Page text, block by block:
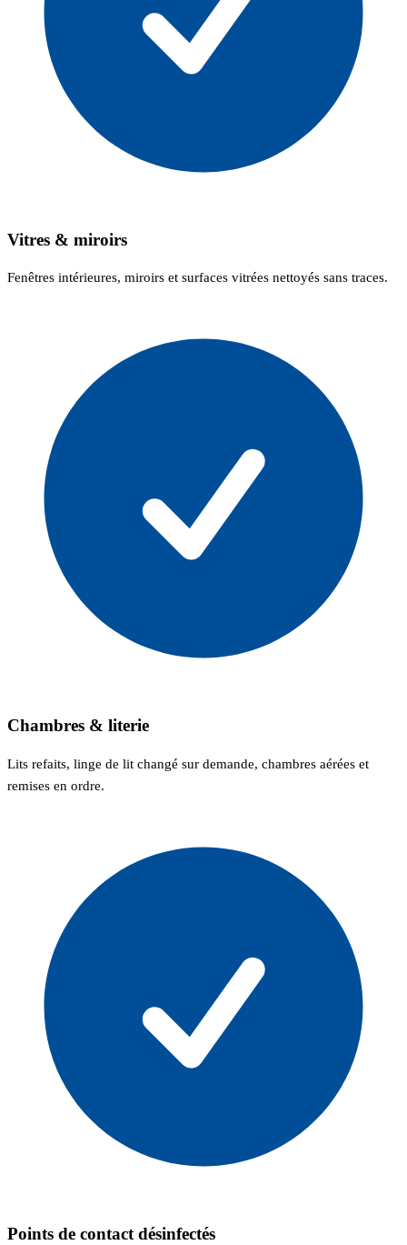
Vitres & miroirs
Fenêtres intérieures, miroirs et surfaces vitrées nettoyés sans traces.
Chambres & literie
Lits refaits, linge de lit changé sur demande, chambres aérées et
remises en ordre.
Points de contact désinfectés